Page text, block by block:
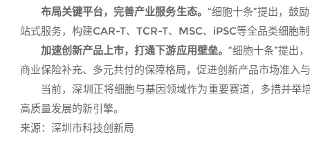
布局关键平台，完善产业服务生态。 “细胞十条”提出，鼓
站式服务，构建CAR-T、TCR-T、MSC、iPSC等全品类细胞
加速创新产品上市，打通下游应用壁垒。 “细胞十条”提出
商业保险补充、多元共付的保障格局，促进创新产品市场准入
当前，深圳正将细胞与基因领域作为重要赛道，多措并举培
高质量发展的新引擎。
来源：深圳市科技创新局